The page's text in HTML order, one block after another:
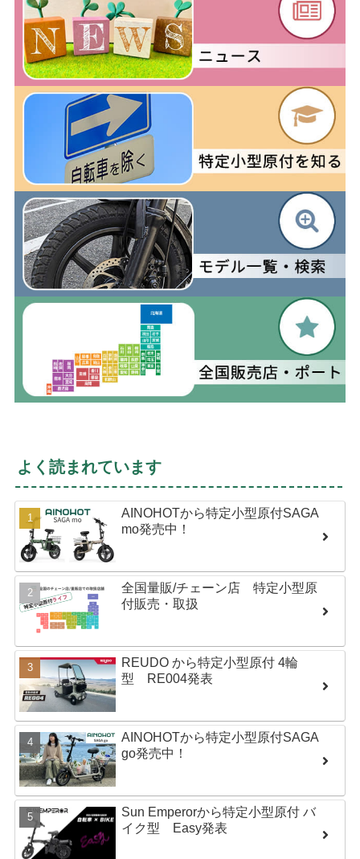
よく読まれています
AINOHOTから特定小型原付SAGA
mo発売中！
全国量販/チェーン店 特定小型原
付販売・取扱
REUDO から特定小型原付 4輪
型 RE004発表
AINOHOTから特定小型原付SAGA
go発売中！
Sun Emperorから特定小型原付 バ
イク型 Easy発表